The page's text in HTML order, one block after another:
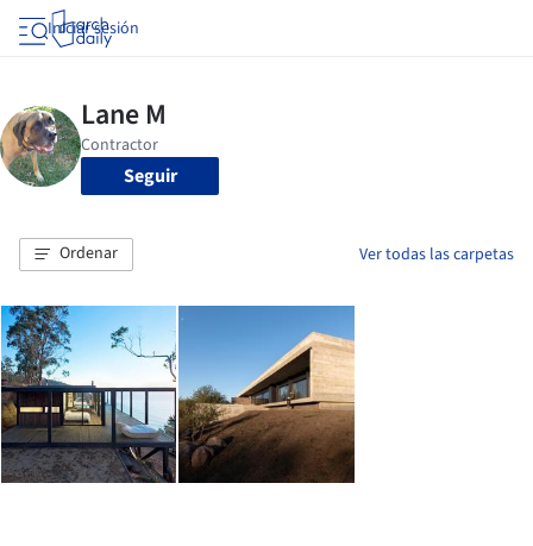
Iniciar sesión
Seguir
Ordenar Ver todas las carpetas